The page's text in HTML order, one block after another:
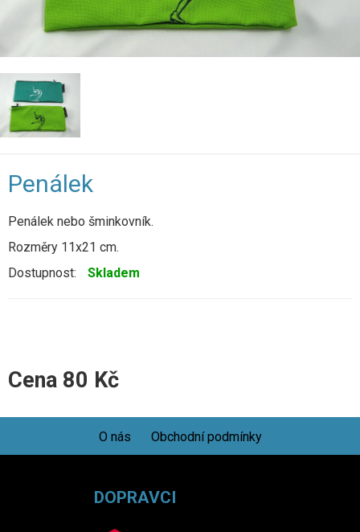
Penálek
Penálek nebo šminkovník.
Rozměry 11x21 cm.
Dostupnost:
Skladem
Cena 80 Kč
O nás Obchodní podmínky
DOPRAVCI